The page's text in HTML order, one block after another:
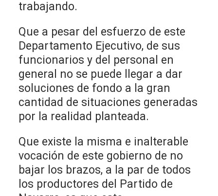
trabajando.
Que a pesar del esfuerzo de este
Departamento Ejecutivo, de sus
funcionarios y del personal en
general no se puede llegar a dar
soluciones de fondo a la gran
cantidad de situaciones generadas
por la realidad planteada.
Que existe la misma e inalterable
vocación de este gobierno de no
bajar los brazos, a la par de todos
los productores del Partido de